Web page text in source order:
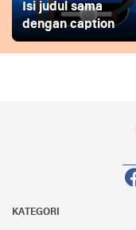
Isi judul sama
dengan caption
KATEGORI